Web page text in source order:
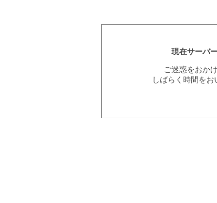
現在サーバ
ご迷惑をおか
しばらく時間を